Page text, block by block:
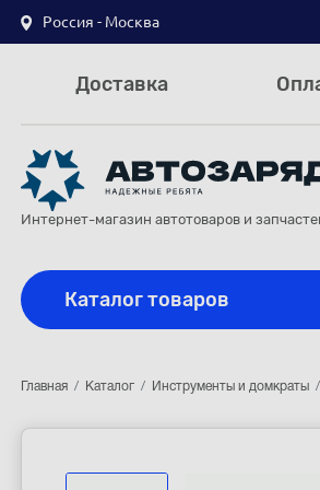
Россия - Москва
Доставка
Интернет-магазин автотоваров и
Каталог товаров
Главная Каталог Инструменты и домкраты